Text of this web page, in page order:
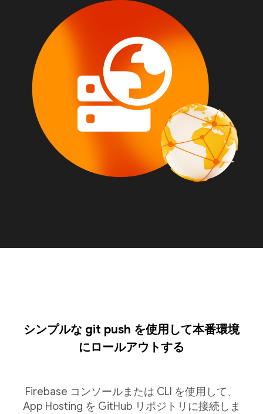
シンプルな git push を使用して本番環境
にロールアウトする
Firebase コンソールまたは CLI を使用して、
App Hosting を GitHub リポジトリに接続しま